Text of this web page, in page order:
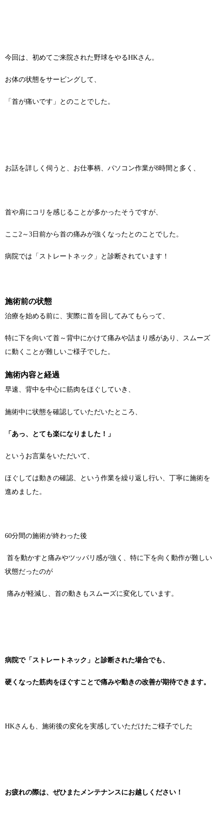
今回は、初めてご来院された野球をやるHKさん。
お体の状態をサービングして、
「首が痛いです」とのことでした。
お話を詳しく伺うと、お仕事柄、パソコン作業が8時間と多く、
首や肩にコリを感じることが多かったそうですが、
ここ2～3日前から首の痛みが強くなったとのことでした。
病院では「ストレートネック」と診断されています！
施術前の状態
治療を始める前に、実際に首を回してみてもらって、
特に下を向いて首～背中にかけて痛みや詰まり感があり、スムーズ
に動くことが難しいご様子でした。
施術内容と経過
早速、背中を中心に筋肉をほぐしていき、
施術中に状態を確認していただいたところ、
「あっ、とても楽になりました！」
というお言葉をいただいて、
ほぐしては動きの確認、という作業を繰り返し行い、丁寧に施術を
進めました。
60分間の施術が終わった後
首を動かすと痛みやツッパリ感が強く、特に下を向く動作が難しい
状態だったのが
痛みが軽減し、首の動きもスムーズに変化しています。
病院で「ストレートネック」と診断された場合でも、
硬くなった筋肉をほぐすことで痛みや動きの改善が期待できます。
HKさんも、施術後の変化を実感していただけたご様子でした
お疲れの際は、ぜひまたメンテナンスにお越しください！